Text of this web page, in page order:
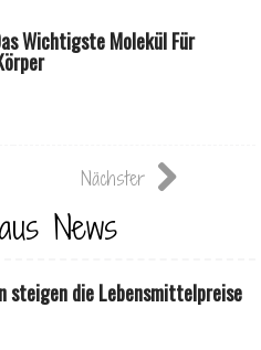
Wichtigste Molekül Für
Nächster
News
steigen die Lebensmittelpreise